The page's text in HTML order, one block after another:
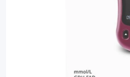
PZN: 13971573 / Diashop.de
Lieferzeit 1-3 Werktage